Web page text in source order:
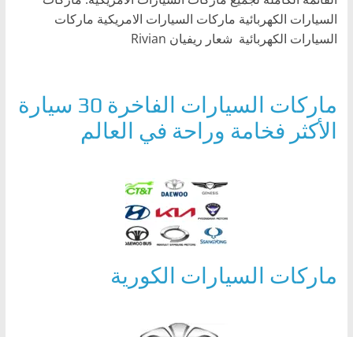
السيارات الكهربائية ماركات السيارات الامريكية ماركات
السيارات الكهربائية شعار ريفيان Rivian
ماركات السيارات الفاخرة 30 سيارة
الأكثر فخامة وراحة في العالم
ماركات السيارات الكورية